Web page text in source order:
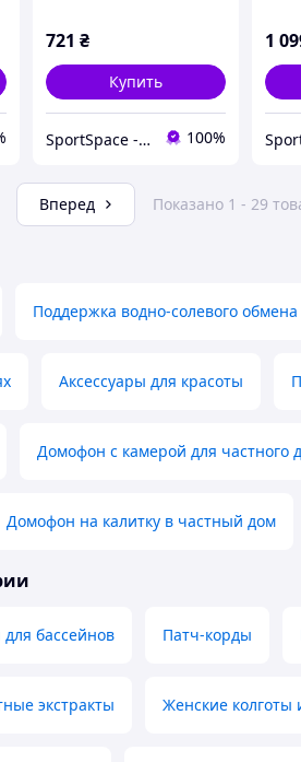
721 ₴
Купить
SportSpace - Спортивное питание и витамины! 100%
1
Вперед Показано 1 - 29
Поддержка водно-солевого обмена
Аксессуары для красоты
Домофон с камерой для частного
Домофон на калитку в частный дом
бассейнов Патч-корды
экстракты Женские колготы